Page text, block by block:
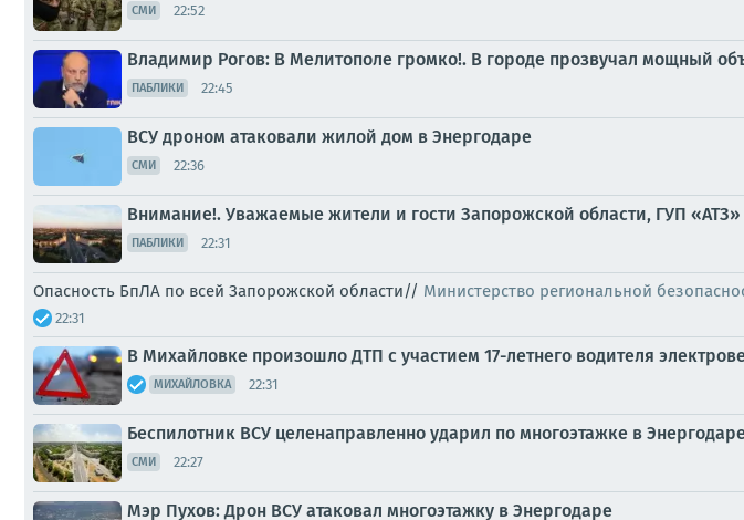
СМИ 22:52
Владимир Рогов: В Мелитополе громко!. В городе прозвучал мощный
ПАБЛИКИ 22:45
ВСУ дроном атаковали жилой дом в Энергодаре
СМИ 22:36
Внимание!. Уважаемые жители и гости Запорожской области, ГУП
ПАБЛИКИ 22:31
Опасность БпЛА по всей Запорожской области// Министерство региональной
22:31
В Михайловке произошло ДТП с участием 17-летнего водителя
МИХАЙЛОВКА 22:31
Беспилотник ВСУ целенаправленно ударил по многоэтажке в
СМИ 22:27
Мэр Пухов: Дрон ВСУ атаковал многоэтажку в Энергодаре